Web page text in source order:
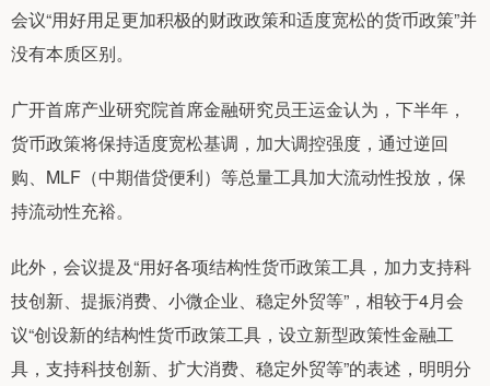
会议“用好用足更加积极的财政政策和适度宽松的货币政策”并
没有本质区别。
广开首席产业研究院首席金融研究员王运金认为，下半年，
货币政策将保持适度宽松基调，加大调控强度，通过逆回
购、MLF（中期借贷便利）等总量工具加大流动性投放，保
持流动性充裕。
此外，会议提及“用好各项结构性货币政策工具，加力支持科
技创新、提振消费、小微企业、稳定外贸等”，相较于4月会
议“创设新的结构性货币政策工具，设立新型政策性金融工
具，支持科技创新、扩大消费、稳定外贸等”的表述，明明分